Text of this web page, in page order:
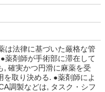
は法律に基づいた厳格な管
薬剤師が手術部に滞在して
, 確実かつ円滑に麻薬を受
を取り決める. ●薬剤師によ
調製などは, タスク・シフ